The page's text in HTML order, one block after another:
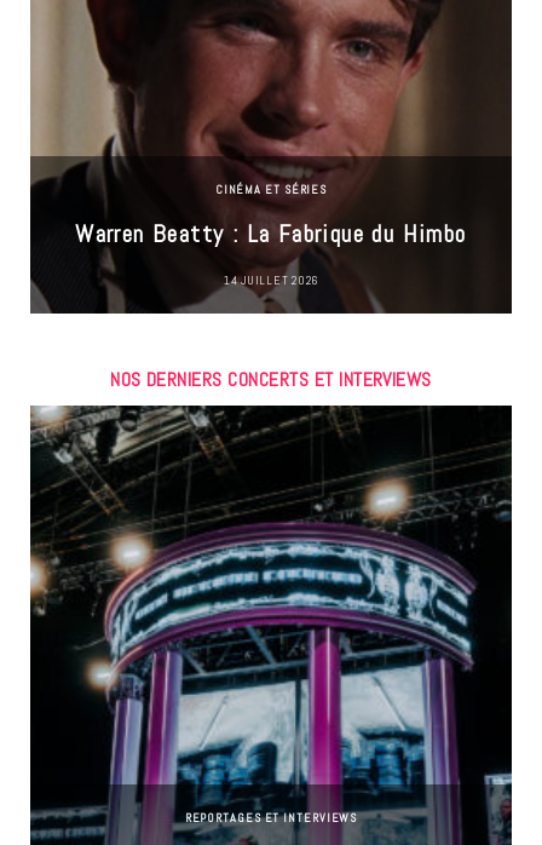
CINÉMA ET SÉRIES
Warren Beatty : La Fabrique du Himbo
14 JUILLET 2026
NOS DERNIERS CONCERTS ET INTERVIEWS
REPORTAGES ET INTERVIEWS